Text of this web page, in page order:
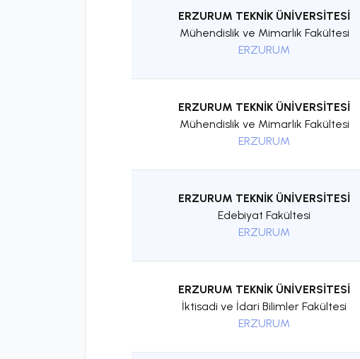
ERZURUM TEKNİK ÜNİVERSİTESİ
Mühendislik ve Mimarlık Fakültesi
ERZURUM
ERZURUM TEKNİK ÜNİVERSİTESİ
Mühendislik ve Mimarlık Fakültesi
ERZURUM
ERZURUM TEKNİK ÜNİVERSİTESİ
Edebiyat Fakültesi
ERZURUM
ERZURUM TEKNİK ÜNİVERSİTESİ
İktisadi ve İdari Bilimler Fakültesi
ERZURUM